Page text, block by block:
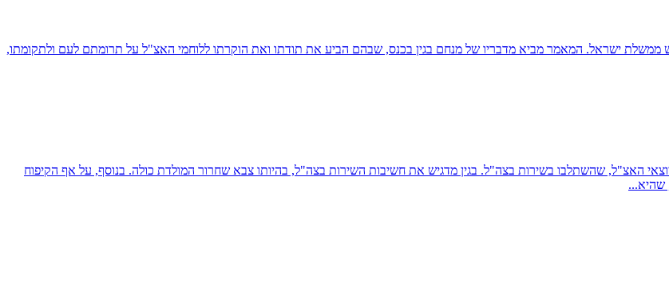
אצ"ל שנערך ב-16 בנובמבר 1978, עת כיהן בגין כראש ממשלת ישראל. המאמר מביא מדבריו של מנחם בגין בכנס, שבהם הביע את תודתו ואת הוקרתו ללוחמי האצ"ל על תרומתם לעם ולתקומתו,
האצ"ל, שהשתלבו בשירות בצה"ל. בגין מדגיש את חשיבות השירות בצה"ל, בהיותו צבא שחרור המולדת כולה. בנוסף, על אף הקיפוח
שהיא...